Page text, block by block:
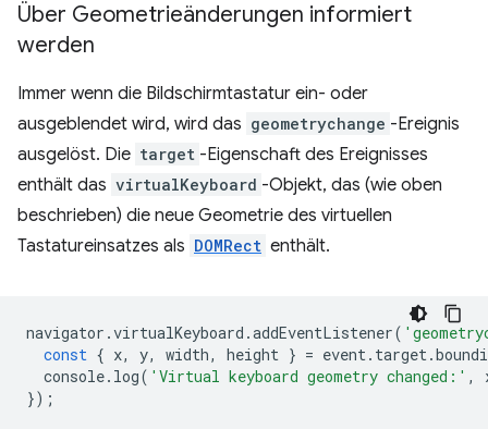
Über Geometrieänderungen informiert
werden
Immer wenn die Bildschirmtastatur ein- oder
ausgeblendet wird, wird das geometrychange -Ereignis
ausgelöst. Die target -Eigenschaft des Ereignisses
enthält das virtualKeyboard -Objekt, das (wie oben
beschrieben) die neue Geometrie des virtuellen
Tastatureinsatzes als DOMRect enthält.
navigator .virtualKeyboard .addEventListener(
const { x, y, width, height } = event. target.
console. log( 'Virtual keyboard geometry changed:' ,
});